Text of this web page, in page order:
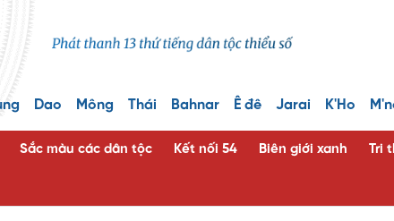
Dao Mông Thái Bahnar Ê đê Jarai K'Ho
Sắc màu các dân tộc Kết nối 54 Biên giới xanh Tri